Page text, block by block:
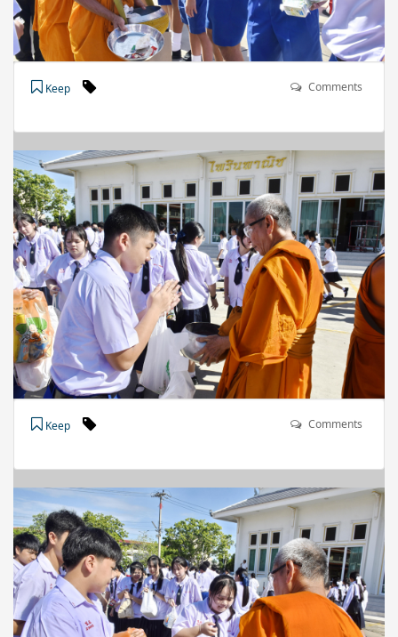
Keep Comments
Keep Comments